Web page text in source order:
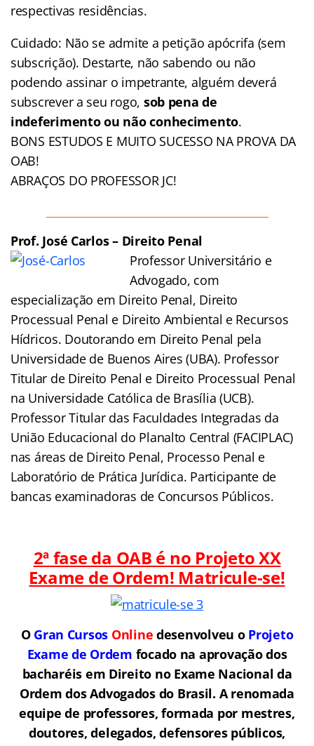
respectivas residências.
Cuidado: Não se admite a petição apócrifa (sem
subscrição). Destarte, não sabendo ou não
podendo assinar o impetrante, alguém deverá
subscrever a seu rogo, sob pena de
indeferimento ou não conhecimento.
BONS ESTUDOS E MUITO SUCESSO NA PROVA DA
OAB!
ABRAÇOS DO PROFESSOR JC!
Prof. José Carlos – Direito Penal
Professor Universitário e
Advogado, com
especialização em Direito Penal, Direito
Processual Penal e Direito Ambiental e Recursos
Hídricos. Doutorando em Direito Penal pela
Universidade de Buenos Aires (UBA). Professor
Titular de Direito Penal e Direito Processual Penal
na Universidade Católica de Brasília (UCB).
Professor Titular das Faculdades Integradas da
União Educacional do Planalto Central (FACIPLAC)
nas áreas de Direito Penal, Processo Penal e
Laboratório de Prática Jurídica. Participante de
bancas examinadoras de Concursos Públicos.
2ª fase da OAB é no Projeto XX
Exame de Ordem! Matricule-se!
O Gran Cursos Online desenvolveu o Projeto
Exame de Ordem focado na aprovação dos
bacharéis em Direito no Exame Nacional da
Ordem dos Advogados do Brasil. A renomada
equipe de professores, formada por mestres,
doutores, delegados, defensores públicos,